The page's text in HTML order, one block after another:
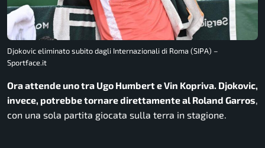
Djokovic eliminato subito dagli Internazionali di Roma (SIPA) –
Sportface.it
Ora attende uno tra Ugo Humbert e Vin Kopriva. Djokovic,
invece, potrebbe tornare direttamente al Roland Garros,
con una sola partita giocata sulla terra in stagione.